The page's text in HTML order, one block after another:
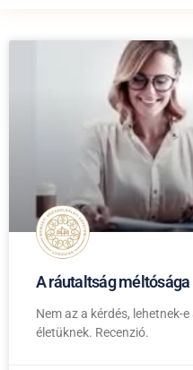
A ráutaltság méltósága
Nem az a kérdés, lehetnek-
életüknek. Recenzió.